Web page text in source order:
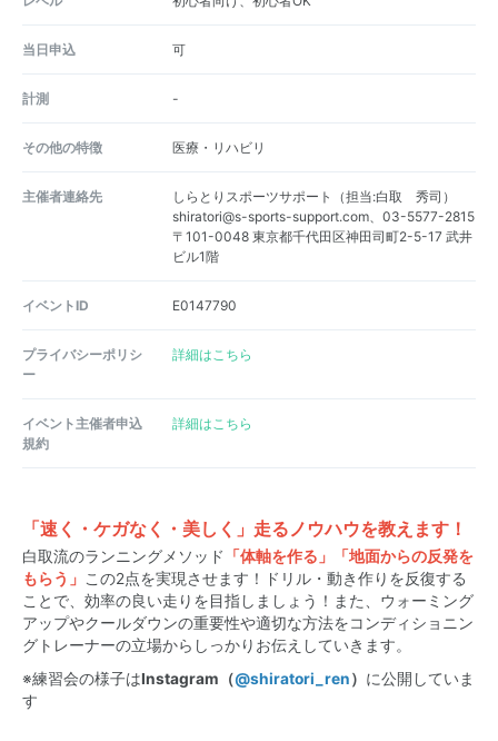
当日申込 可
計測 -
その他の特徴 医療・リハビリ
主催者連絡先
しらとりスポーツサポート（担当:白取 秀司）
shiratori@s-sports-support.com、03-5577-2815
〒101-0048 東京都千代田区神田司町2-5-17 武井
ビル1階
イベントID E0147790
プライバシーポリシ
ー
詳細はこちら
イベント主催者申込
規約
詳細はこちら
「速く・ケガなく・美しく」走るノウハウを教えます！
白取流のランニングメソッド 「体軸を作る」
「地面からの反発を
もらう 」 この2点を実現させます！ドリル・動き作りを反復する
ことで、効率の良い走りを目指しましょう！また、ウォーミング
アップやクールダウンの重要性や適切な方法をコンディショニン
グトレーナーの立場からしっかりお伝えしていきます。
※練習会の様子はInstagram（@shiratori_ren） に公開していま
す